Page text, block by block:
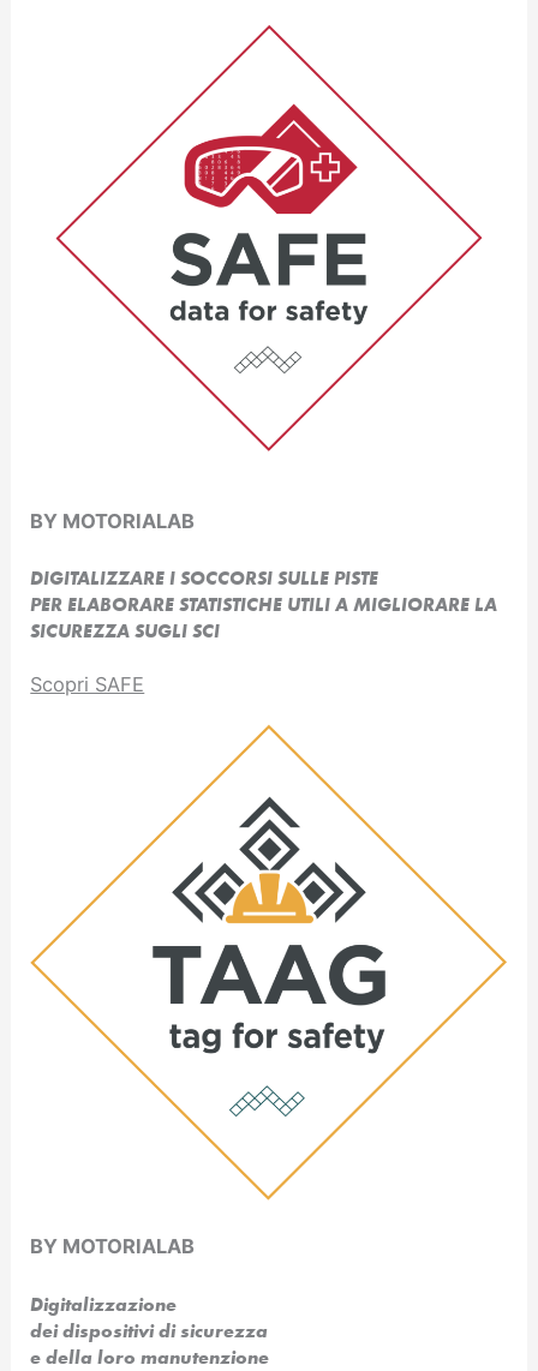
BY MOTORIALAB
DIGITALIZZARE I SOCCORSI SULLE PISTE
PER ELABORARE STATISTICHE UTILI A MIGLIORARE LA
SICUREZZA SUGLI SCI
Scopri SAFE
BY MOTORIALAB
Digitalizzazione
dei dispositivi di sicurezza
e della loro manutenzione